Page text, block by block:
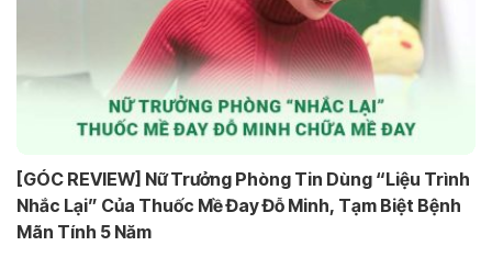
[GÓC REVIEW] Nữ Trưởng Phòng Tin Dùng “Liệu Trình
Nhắc Lại” Của Thuốc Mề Đay Đỗ Minh, Tạm Biệt Bệnh
Mãn Tính 5 Năm